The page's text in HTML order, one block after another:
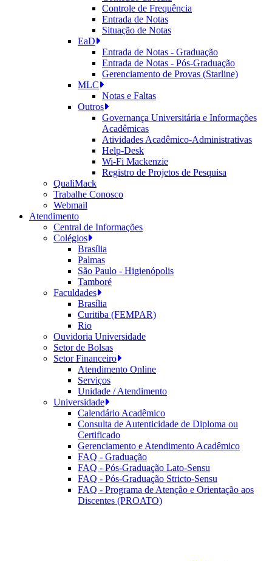
Controle de Frequência
Entrada de Notas
Situação de Notas
EaD
Entrada de Notas - Graduação
Entrada de Notas - Pós-Graduação
Gerenciamento de Provas (Starline)
MLC
Notas e Faltas
Outros
Governança Universitária e Informações
Acadêmicas
Atividades Acadêmico-Administrativas
Help-Desk
Wi-Fi Mackenzie
Registro de Projetos de Pesquisa
QualiMack
Trabalhe Conosco
Webmail
Atendimento
Central de Informações
Colégios
Brasília
Palmas
São Paulo - Higienópolis
Tamboré
Faculdades
Brasília
Curitiba (FEMPAR)
Rio
Ouvidoria Universidade
Setor de Bolsas
Setor Financeiro
Atendimento Online
Serviços
Unidade / Atendimento
Universidade
Calendário Acadêmico
Consulta de Autenticidade de Diploma ou
Certificado
Gerenciamento e Atendimento Acadêmico
FAQ - Graduação
FAQ - Pós-Graduação Lato-Sensu
FAQ - Pós-Graduação Stricto-Sensu
FAQ - Programa de Atenção e Orientação aos
Discentes (PROATO)